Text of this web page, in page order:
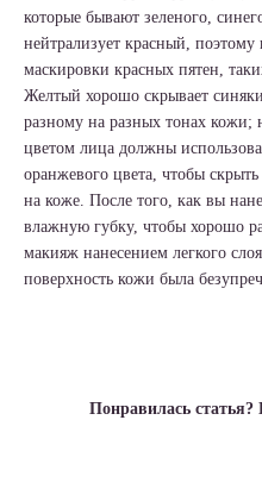
которые бывают зеленого,
нейтрализует красный,
маскировки красных пятен,
Желтый хорошо скрывает
разному на разных тонах
цветом лица должны
оранжевого цвета, чтобы
на коже. После того, как вы
влажную губку, чтобы хорошо
макияж нанесением легкого
поверхность кожи была
Понравилась статья?